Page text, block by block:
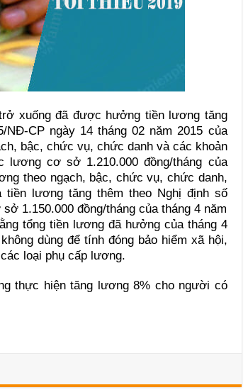
ở xuống đã được hưởng tiền lương tăng
NĐ-CP ngày 14 tháng 02 năm 2015 của
bậc, chức vụ, chức danh và các khoản
cơ sở 1.210.000 đồng/tháng của
theo ngạch, bậc, chức vụ, chức danh,
lương tăng thêm theo Nghị định số
1.150.000 đồng/tháng của tháng 4 năm
tổng tiền lương đã hưởng của tháng 4
dùng để tính đóng bảo hiểm xã hội,
loại phụ cấp lương.
thực hiện tăng lương 8% cho người có